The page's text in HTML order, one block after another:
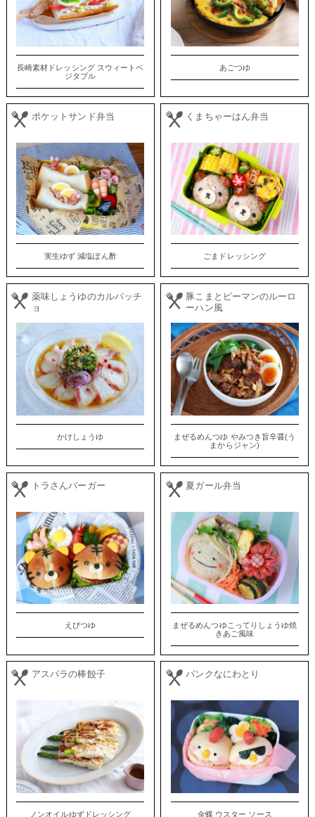
長崎素材ドレッシング スウィートベ
ジタブル
あごつゆ
ポケットサンド弁当
実生ゆず 減塩ぽん酢
くまちゃーはん弁当
ごまドレッシング
薬味しょうゆのカルパッチ
ョ
かけしょうゆ
豚こまとピーマンのルーロ
ーハン風
まぜるめんつゆ やみつき旨辛醤(う
まからジャン)
トラさんバーガー
えびつゆ
夏ガール弁当
まぜるめんつゆこってりしょうゆ焼
きあご風味
アスパラの棒餃子
ノンオイルゆずドレッシング
パンクなにわとり
金蝶 ウスター ソース